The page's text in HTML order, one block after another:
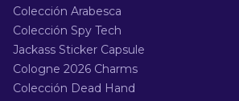
Colección Arabesca
Colección Spy Tech
Jackass Sticker Capsule
Cologne 2026 Charms
Colección Dead Hand